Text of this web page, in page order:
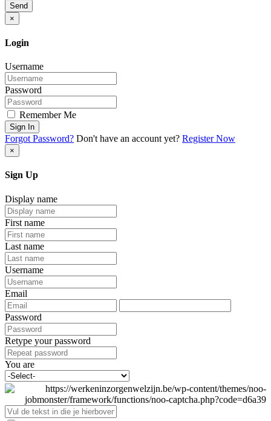
Send
×
Login
Username
Password
Remember Me
Sign In
Forgot Password? Don't have an account yet? Register Now
×
Sign Up
Display name
First name
Last name
Username
Email
Password
Retype your password
You are